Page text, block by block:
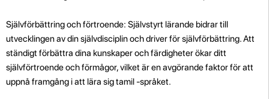
Självförbättring och förtroende: Självstyrt lärande bidrar till
utvecklingen av din självdisciplin och driver för självförbättring. Att
ständigt förbättra dina kunskaper och färdigheter ökar ditt
självförtroende och förmågor, vilket är en avgörande faktor för att
uppnå framgång i att lära sig tamil -språket.